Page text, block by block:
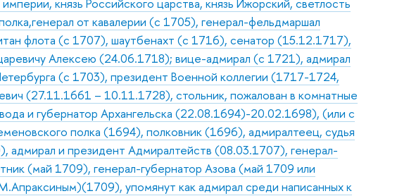
от кавалерии (с 1705), генерал-фельдмаршал
флота (с 1707), шаутбенахт (с 1716), сенатор (15.12.1717),
Алексею (24.06.1718); вице-адмирал (с 1721), адмирал
(с 1703), президент Военной коллегии (1717-1724,
(27.11.1661 – 10.11.1728), стольник, пожалован в комнатные
и губернатор Архангельска (22.08.1694)-20.02.1698), (или с
полка (1694), полковник (1696), адмиралтеец, судья
адмирал и президент Адмиралтейств (08.03.1707), генерал-
(май 1709), генерал-губернатор Азова (май 1709 или
упомянут как адмирал среди написанных к